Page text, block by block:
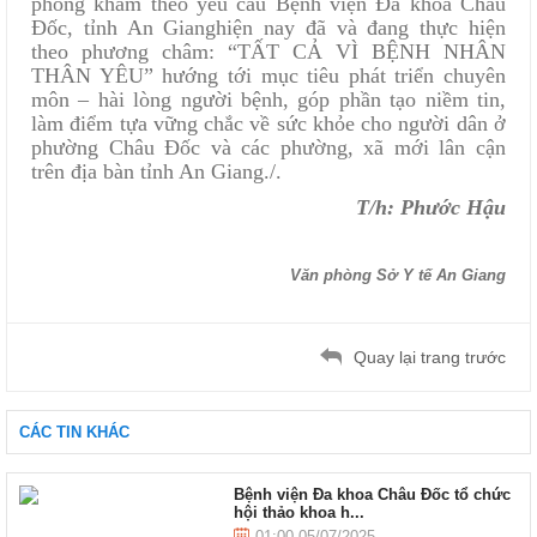
Đốc, tỉnh An Gianghiện nay đã và đang thực hiện
theo phương châm: “TẤT CẢ VÌ BỆNH NHÂN
THÂN YÊU” hướng tới mục tiêu phát triển chuyên
môn – hài lòng người bệnh, góp phần tạo niềm tin,
làm điểm tựa vững chắc về sức khỏe cho người dân ở
phường Châu Đốc và các phường, xã mới lân cận
trên địa bàn tỉnh An Giang./.
T/h: Phước Hậu
Văn phòng Sở Y tế An Giang
Quay lại trang trước
CÁC TIN KHÁC
Bệnh viện Đa khoa Châu Đốc tổ chức
hội thảo khoa h...